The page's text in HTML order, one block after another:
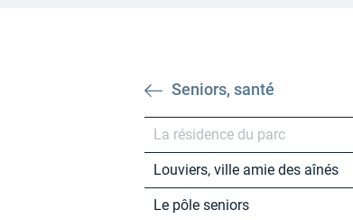
Seniors, santé
La résidence du parc
Louviers, ville amie des aînés
Le pôle seniors